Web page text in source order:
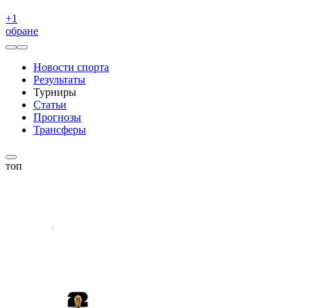
+1
обране
Новости спорта
Результаты
Турниры
Статьи
Прогнозы
Трансферы
топ